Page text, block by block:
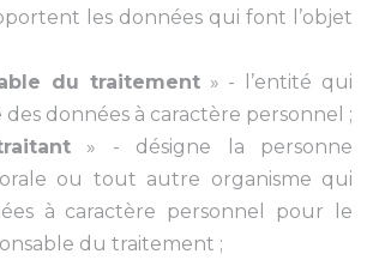
les données qui font l’objet
du traitement» - l’entité qui
données à caractère personnel ;
» - désigne la personne
ou tout autre organisme qui
à caractère personnel pour le
du traitement ;